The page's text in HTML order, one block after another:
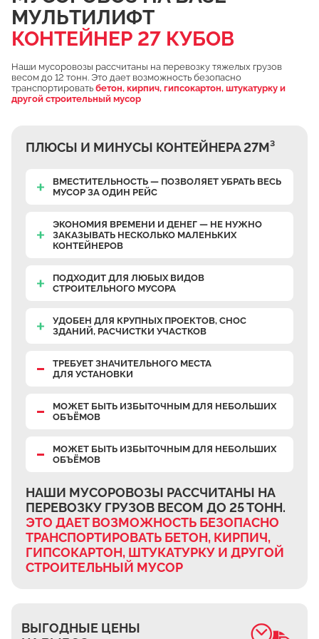
Чулково
Осеченки
Поповка
Донино
Дурниха
Поповка
Синьково
Еганово
Кривцы
Тяжино
Верхнее Велино
Становое
Шилово
Паткино
Зелёная Слобода
Апариха
Прудки
Ильинское
Запрудное
МУЛЬТИЛИФТ
КОНТЕЙНЕР 27 КУБОВ
Наши мусоровозы рассчитаны на перевозку тяжелых грузов
весом до 12 тонн. Это дает возможность безопасно
транспортировать бетон, кирпич, гипсокартон, штукатурку и
другой строительный мусор
ВЫГОДНЫЕ ЦЕНЫ
ПЛЮСЫ И МИНУСЫ КОНТЕЙНЕРА 27М³
ВМЕСТИТЕЛЬНОСТЬ — ПОЗВОЛЯЕТ УБРАТЬ ВЕСЬ
МУСОР ЗА ОДИН РЕЙС
ЭКОНОМИЯ ВРЕМЕНИ И ДЕНЕГ — НЕ НУЖНО
ЗАКАЗЫВАТЬ НЕСКОЛЬКО МАЛЕНЬКИХ
КОНТЕЙНЕРОВ
ПОДХОДИТ ДЛЯ ЛЮБЫХ ВИДОВ
СТРОИТЕЛЬНОГО МУСОРА
УДОБЕН ДЛЯ КРУПНЫХ ПРОЕКТОВ, СНОС
ЗДАНИЙ, РАСЧИСТКИ УЧАСТКОВ
ТРЕБУЕТ ЗНАЧИТЕЛЬНОГО МЕСТА
ДЛЯ УСТАНОВКИ
МОЖЕТ БЫТЬ ИЗБЫТОЧНЫМ ДЛЯ НЕБОЛЬШИХ
ОБЪЁМОВ
МОЖЕТ БЫТЬ ИЗБЫТОЧНЫМ ДЛЯ НЕБОЛЬШИХ
ОБЪЁМОВ
НАШИ МУСОРОВОЗЫ РАССЧИТАНЫ НА
ПЕРЕВОЗКУ ГРУЗОВ ВЕСОМ ДО 25 ТОНН.
ЭТО ДАЕТ ВОЗМОЖНОСТЬ БЕЗОПАСНО
ТРАНСПОРТИРОВАТЬ БЕТОН, КИРПИЧ,
ГИПСОКАРТОН, ШТУКАТУРКУ И ДРУГОЙ
СТРОИТЕЛЬНЫЙ МУСОР